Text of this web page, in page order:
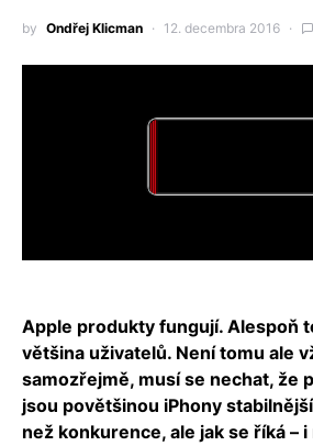
by Ondřej Klicman 12. decembra 2016
Apple produkty fungují. Alespoň
většina uživatelů. Není tomu ale
samozřejmě, musí se nechat, že
jsou povětšinou iPhony
než konkurence, ale jak se říká –